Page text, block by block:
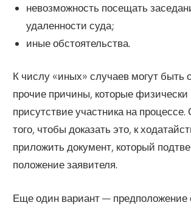
невозможность посещать
удаленности суда;
иные обстоятельства.
К числу «иных» случаев могут быть
прочие причины, которые физически
присутствие участника на процессе.
того, чтобы доказать это, к
приложить документ, который
положение заявителя.
Еще один вариант — предположение